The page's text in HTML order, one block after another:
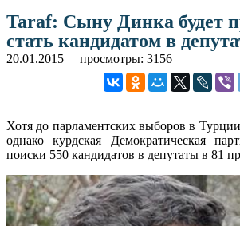
Taraf: Сыну Динка будет
стать кандидатом в
20.01.2015 просмотры: 3156
Хотя до парламентских выборов в
однако курдская Демократическая
поиски 550 кандидатов в депутаты в 81